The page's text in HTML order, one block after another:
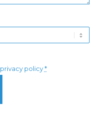
privacy policy *